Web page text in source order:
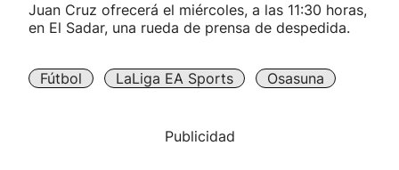
Juan Cruz ofrecerá el miércoles, a las 11:30 horas,
en El Sadar, una rueda de prensa de despedida.
Fútbol LaLiga EA Sports Osasuna
Publicidad